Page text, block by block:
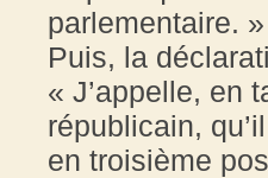
parlementaire. »
Puis, la
« J’appelle, en
républicain,
en troisième